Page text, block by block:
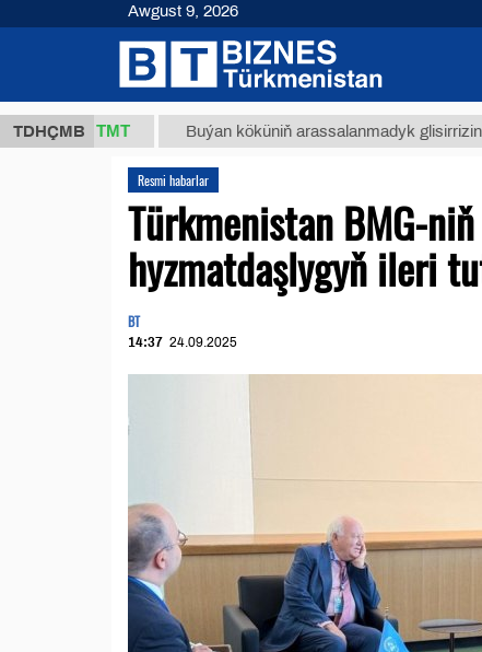
TDHÇMB
37,8 ТМТ Buýan köküniň arassalanmadyk glisirrizin
Resmi habarlar
Türkmenistan BMG-
hyzmatdaşlygyň ileri
BT
14:37 24.09.2025
Awgust 9, 2026